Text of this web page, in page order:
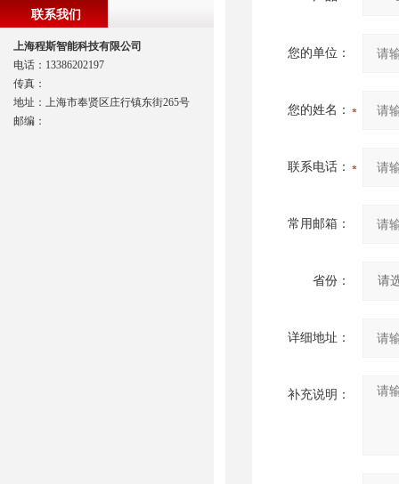
您的单位：
您的姓名：
联系电话：
常用邮箱：
省份：
详细地址：
补充说明：
联系我们
上海程斯智能科技有限公司
电话：13386202197
传真：
地址：上海市奉贤区庄行镇东街265号
邮编：